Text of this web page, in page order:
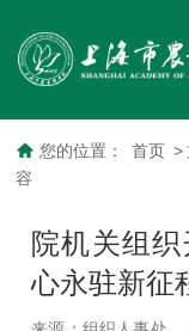
您的位置： 首页 >
容
院机关组
心永驻新征